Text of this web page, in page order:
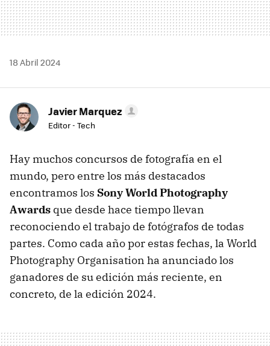
18 Abril 2024
Javier Marquez
Editor - Tech
Hay muchos concursos de fotografía en el
mundo, pero entre los más destacados
encontramos los Sony World Photography
Awards que desde hace tiempo llevan
reconociendo el trabajo de fotógrafos de todas
partes. Como cada año por estas fechas, la World
Photography Organisation ha anunciado los
ganadores de su edición más reciente, en
concreto, de la edición 2024.